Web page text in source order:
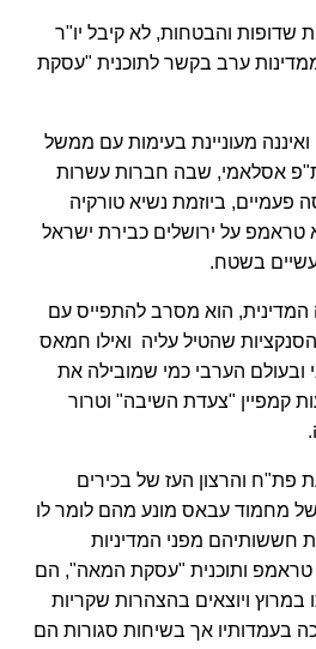
שדופות והבטחות, לא קיבל יו"ר
ערב בקשר לתוכנית "עסקת
מעוניינת בעימות עם ממשל
אסלאמי, שבה חברות עשרות
פעמיים, ביוזמת נשיא טורקיה
טראמפ על ירושלים כבירת ישראל
בשטח.
הוא מסרב להתפייס עם
שהטיל עליה ואילו חמאס
ובעולם הערבי כמי שמובילה את
קמפיין "צעדת השיבה" וטרור
פת"ח והרצון העז של בכירים
מחמוד עבאס מונע מהם לומר לו
חששותיהם מפני המדיניות
טראמפ ותוכנית "עסקת המאה", הם
ויוצאים בהצהרות שקריות
בעמדותיו אך בשיחות סגורות הם